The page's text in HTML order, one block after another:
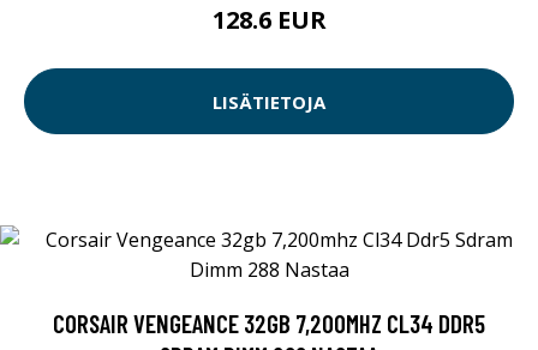
128.6 EUR
LISÄTIETOJA
CORSAIR VENGEANCE 32GB 7,200MHZ CL34 DDR5